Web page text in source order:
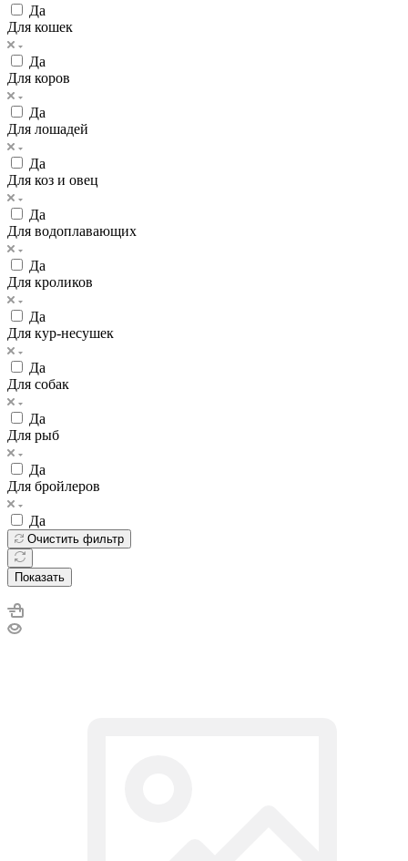
Да
Для кошек
Да
Для коров
Да
Для лошадей
Да
Для коз и овец
Да
Для водоплавающих
Да
Для кроликов
Да
Для кур-несушек
Да
Для собак
Да
Для рыб
Да
Для бройлеров
Да
Очистить фильтр
Показать